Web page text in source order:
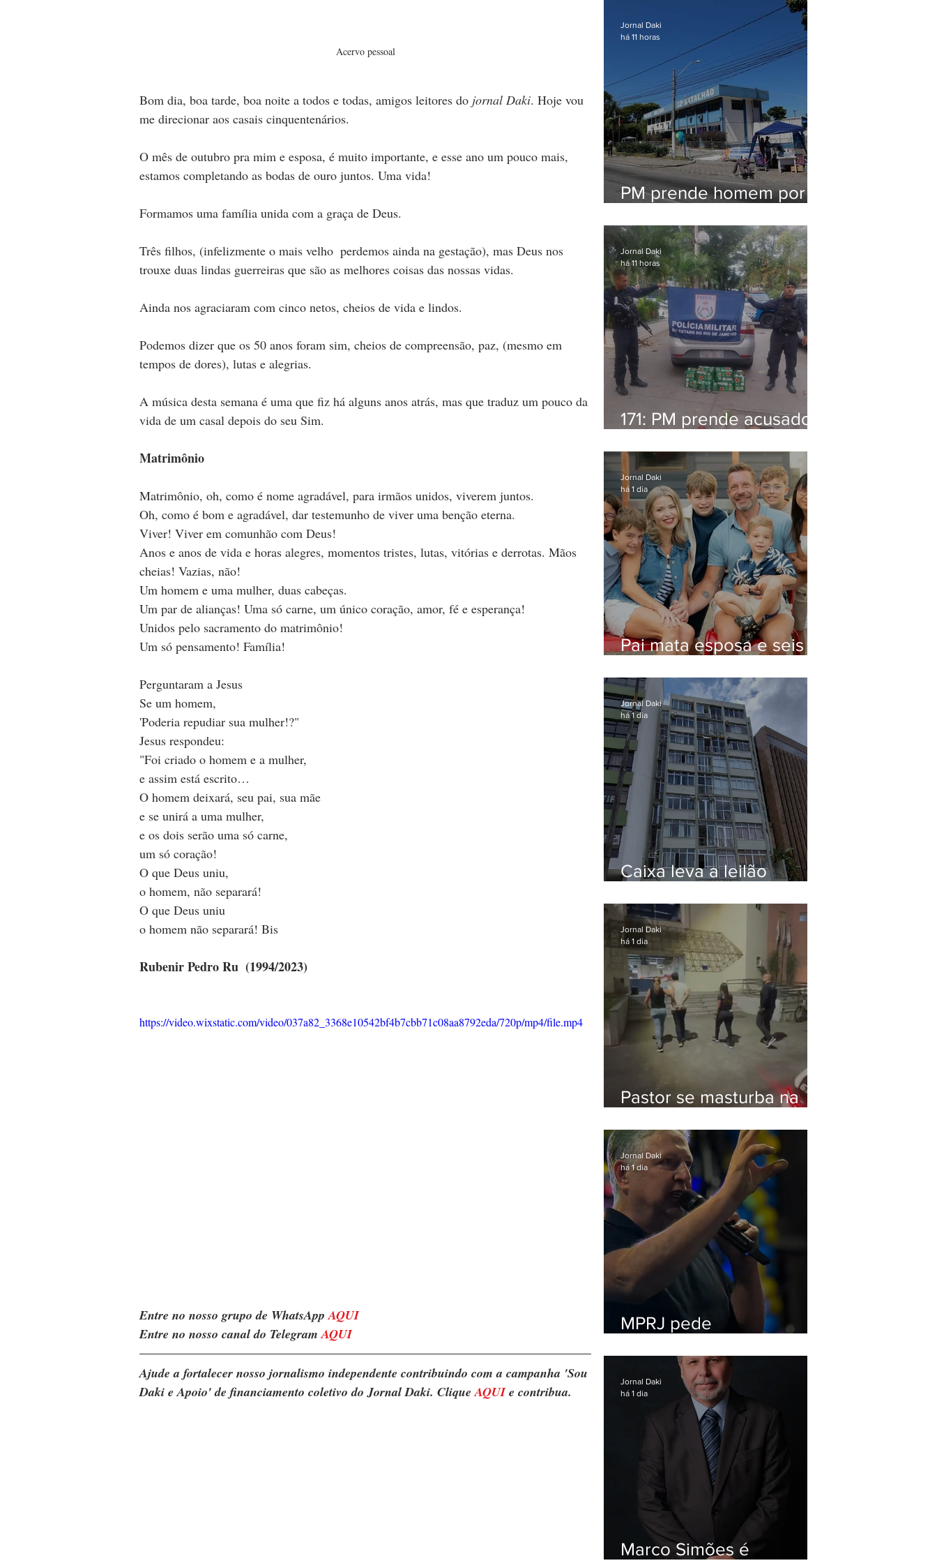
Acervo pessoal
Bom dia, boa tarde, boa noite a todos e todas, amigos leitores do jornal Daki. Hoje vou
me direcionar aos casais cinquentenários.
O mês de outubro pra mim e esposa, é muito importante, e esse ano um pouco mais,
estamos completando as bodas de ouro juntos. Uma vida!
Formamos uma família unida com a graça de Deus.
Três filhos, (infelizmente o mais velho  perdemos ainda na gestação), mas Deus nos
trouxe duas lindas guerreiras que são as melhores coisas das nossas vidas.
Ainda nos agraciaram com cinco netos, cheios de vida e lindos.
Podemos dizer que os 50 anos foram sim, cheios de compreensão, paz, (mesmo em
tempos de dores), lutas e alegrias.
A música desta semana é uma que fiz há alguns anos atrás, mas que traduz um pouco da
vida de um casal depois do seu Sim.
Matrimônio
Matrimônio, oh, como é nome agradável, para irmãos unidos, viverem juntos.
Oh, como é bom e agradável, dar testemunho de viver uma benção eterna.
Viver! Viver em comunhão com Deus!
Anos e anos de vida e horas alegres, momentos tristes, lutas, vitórias e derrotas. Mãos
cheias! Vazias, não!
Um homem e uma mulher, duas cabeças.
Um par de alianças! Uma só carne, um único coração, amor, fé e esperança!
Unidos pelo sacramento do matrimônio!
Um só pensamento! Família!
Perguntaram a Jesus
Se um homem,
'Poderia repudiar sua mulher!?"
Jesus respondeu:
"Foi criado o homem e a mulher,
e assim está escrito…
O homem deixará, seu pai, sua mãe
e se unirá a uma mulher,
e os dois serão uma só carne,
um só coração!
O que Deus uniu,
o homem, não separará!
O que Deus uniu
o homem não separará! Bis
Rubenir Pedro Ru  (1994/2023)
https://video.wixstatic.com/video/037a82_3368e10542bf4b7cbb71c08aa8792eda/720p/mp4/file.mp4
Entre no nosso grupo de WhatsApp AQUI
Entre no nosso canal do Telegram AQUI
Ajude a fortalecer nosso jornalismo independente contribuindo com a campanha 'Sou
Daki e Apoio' de financiamento coletivo do Jornal Daki. Clique AQUI e contribua.
PM prende homem por
Niterói
Jornal Daki
há 11 horas
171: PM prende acusado
restaurante de Niterói
Jornal Daki
há 11 horas
Pai mata esposa e seis
funeral
Jornal Daki
há 1 dia
Caixa leva a leilão
Bolsonaro em Botafogo
Jornal Daki
há 1 dia
Pastor se masturba na
preso na Zona Oeste
Jornal Daki
há 1 dia
MPRJ pede
Garotinho
Jornal Daki
há 1 dia
Marco Simões é
Jornal Daki
há 1 dia